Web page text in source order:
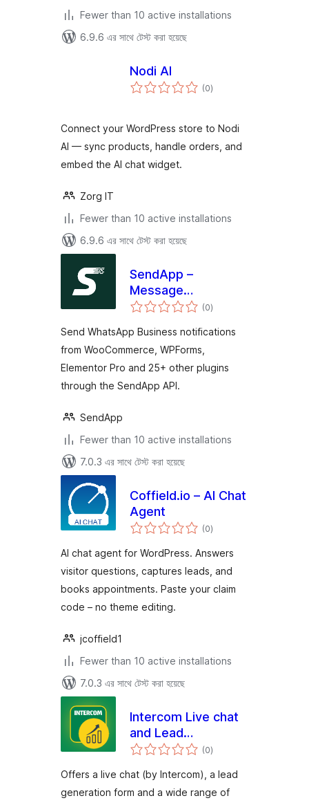
Fewer than 10 active installations
6.9.6 এর সাথে টেস্ট করা হয়েছে
Nodi AI
(0total
ratings
)
Connect your WordPress store to Nodi
AI — sync products, handle orders, and
embed the AI chat widget.
Zorg IT
Fewer than 10 active installations
6.9.6 এর সাথে টেস্ট করা হয়েছে
SendApp –
Message
Notifications for
more
(0total
ratings
)
Send WhatsApp Business notifications
from WooCommerce, WPForms,
Elementor Pro and 25+ other plugins
through the SendApp API.
SendApp
Fewer than 10 active installations
7.0.3 এর সাথে টেস্ট করা হয়েছে
Coffield.io – AI Chat
Agent
(0total
ratings
)
AI chat agent for WordPress. Answers
visitor questions, captures leads, and
books appointments. Paste your claim
code – no theme editing.
jcoffield1
Fewer than 10 active installations
7.0.3 এর সাথে টেস্ট করা হয়েছে
Intercom Live chat
and Lead
generation by
(0total
ratings
)
Offers a live chat (by Intercom), a lead
generation form and a wide range of